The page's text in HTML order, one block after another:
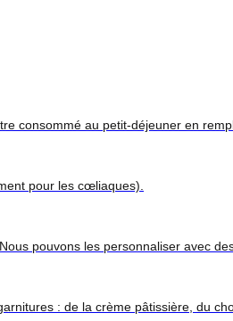
consommé au petit-déjeuner en
pour les cœliaques).
pouvons les personnaliser avec
: de la crème pâtissière, du